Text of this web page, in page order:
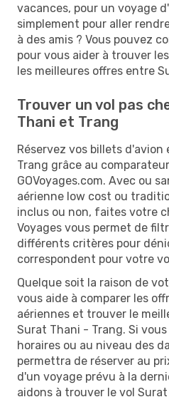
vacances, pour un voyage
simplement pour aller
à des amis ? Vous pouvez
pour vous aider à trouver
les meilleures offres entre
Trouver un vol pas
Thani et Trang
Réservez vos billets
Trang grâce au
GOVoyages.com. Avec ou
aérienne low cost ou
inclus ou non, faites votre
Voyages vous permet de
différents critères pour
correspondent pour votre
Quelque soit la raison de
vous aide à comparer les
aériennes et trouver le
Surat Thani - Trang. Si
horaires ou au niveau des
permettra de réserver au
d'un voyage prévu à la
aidons à trouver le vol